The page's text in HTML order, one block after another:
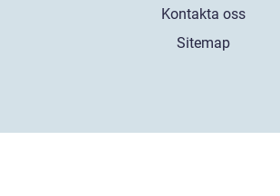
Kontakta oss
Sitemap